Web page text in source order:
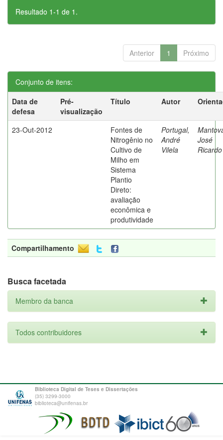
Resultado 1-1 de 1.
Anterior 1 Próximo
Conjunto de itens:
Data de
defesa
Pré-
visualização
Título Autor
23-Out-2012
Fontes de
Nitrogênio no
Cultivo de
Milho em
Sistema
Plantio
Direto:
avaliação
econômica e
produtividade
Portugal,
André
Vilela
José
Ricardo
Compartilhamento
Busca facetada
Membro da banca
Todos contribuidores
Biblioteca Digital de Teses e Dissertações
(35) 3299-3000
biblioteca@unifenas.br